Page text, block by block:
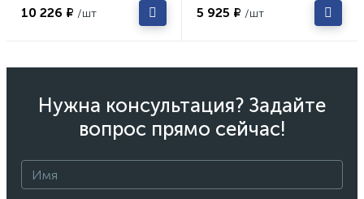
10 226 ₽ /шт 5 925 ₽ /шт
Нужна консультация? Задайте
вопрос прямо сейчас!